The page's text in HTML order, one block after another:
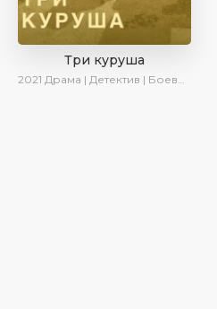
Три куруша
2021 Драма | Детектив | Боевик | SesDizi | Ирина Котова | AveTurk